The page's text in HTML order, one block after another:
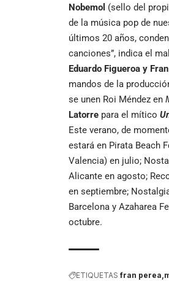
Nobemol (sello del
de la música pop de
últimos 20 años,
canciones”, indica el
Eduardo Figueroa y
mandos de la
se unen Roi Méndez en
Latorre para el mítico
Este verano, de
estará en Pirata Beach
Valencia) en julio;
Alicante en agosto;
en septiembre;
Barcelona y Azaharea
octubre.
ETIQUETAS fran perea